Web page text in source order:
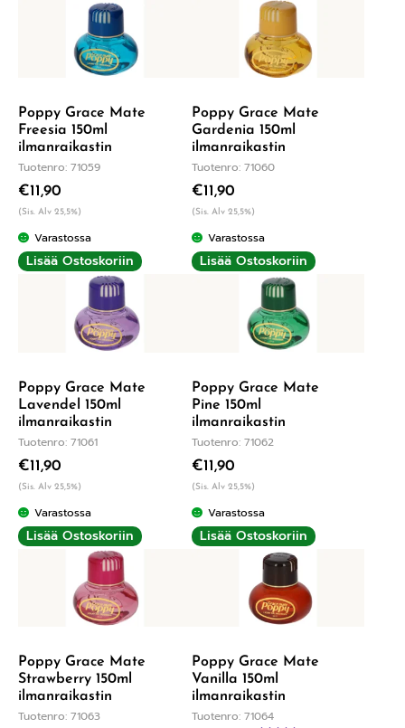
Poppy Grace Mate
Freesia 150ml
ilmanraikastin
Tuotenro: 71059
€11,90
(Sis. Alv 25,5%)
Varastossa
Lisää Ostoskoriin
Poppy Grace Mate
Gardenia 150ml
ilmanraikastin
Tuotenro: 71060
€11,90
(Sis. Alv 25,5%)
Varastossa
Lisää Ostoskoriin
Poppy Grace Mate
Lavendel 150ml
ilmanraikastin
Tuotenro: 71061
€11,90
(Sis. Alv 25,5%)
Varastossa
Lisää Ostoskoriin
Poppy Grace Mate
Pine 150ml
ilmanraikastin
Tuotenro: 71062
€11,90
(Sis. Alv 25,5%)
Varastossa
Lisää Ostoskoriin
Poppy Grace Mate
Strawberry 150ml
ilmanraikastin
Tuotenro: 71063
Poppy Grace Mate
Vanilla 150ml
ilmanraikastin
Tuotenro: 71064